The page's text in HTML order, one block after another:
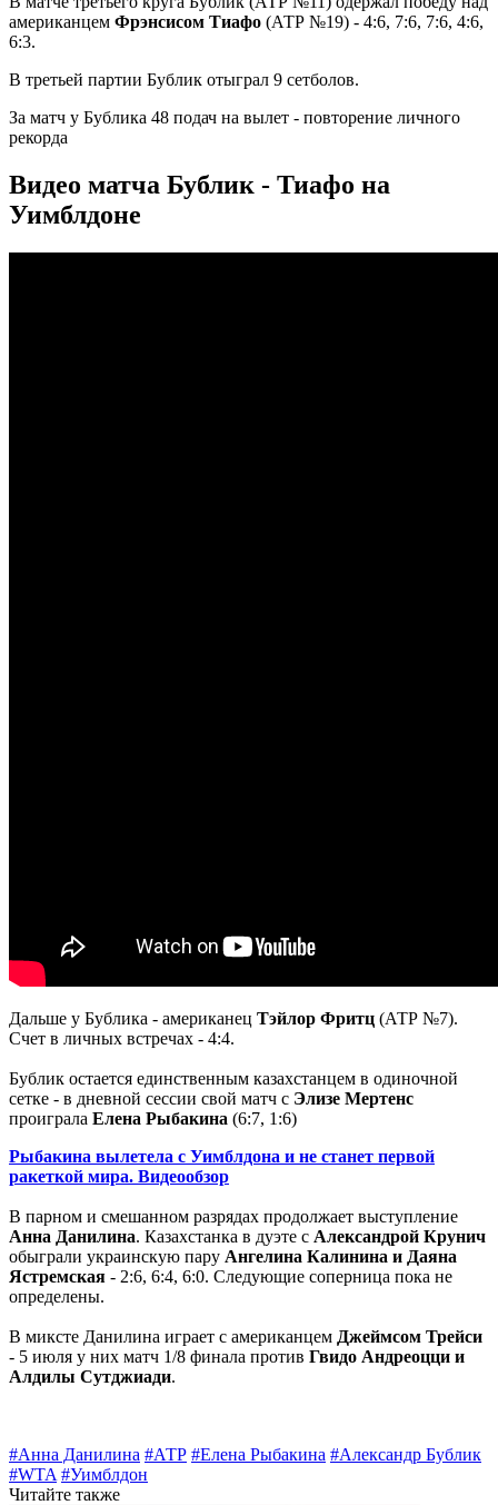
американцем Фрэнсисом Тиафо (АТР №19) - 4:6, 7:6, 7:6, 4:6,
6:3.
В третьей партии Бублик отыграл 9 сетболов.
За матч у Бублика 48 подач на вылет - повторение личного
рекорда
Видео матча Бублик - Тиафо на
Уимблдоне
Дальше у Бублика - американец Тэйлор Фритц (АТР №7).
Счет в личных встречах - 4:4.
Бублик остается единственным казахстанцем в одиночной
сетке - в дневной сессии свой матч с Элизе Мертенс
проиграла Елена Рыбакина (6:7, 1:6)
Рыбакина вылетела с Уимблдона и не станет первой
ракеткой мира. Видеообзор
В парном и смешанном разрядах продолжает выступление
Анна Данилина. Казахстанка в дуэте с Александрой Крунич
обыграли украинскую пару Ангелина Калинина и Даяна
Ястремская - 2:6, 6:4, 6:0. Следующие соперница пока не
определены.
В миксте Данилина играет с американцем Джеймсом Трейси
- 5 июля у них матч 1/8 финала против Гвидо Андреоцци и
Алдилы Сутджиади.
#Анна Данилина #АТР #Елена Рыбакина #Александр Бублик
#WTA #Уимблдон
Читайте также